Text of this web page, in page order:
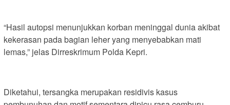
“Hasil autopsi menunjukkan korban meninggal dunia akibat
kekerasan pada bagian leher yang menyebabkan mati
lemas,” jelas Dirreskrimum Polda Kepri.
Diketahui, tersangka merupakan residivis kasus